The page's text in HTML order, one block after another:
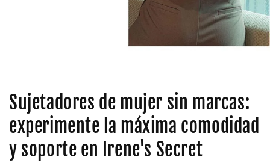
Sujetadores de mujer sin marcas:
experimente la máxima comodidad
y soporte en Irene's Secret